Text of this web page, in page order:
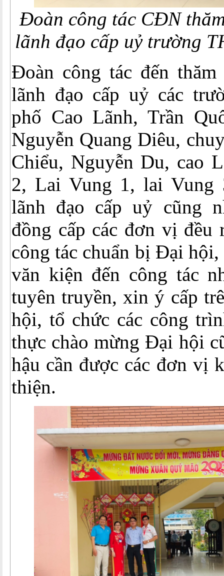
Đoàn công tác CĐN
lãnh đạo cấp uỷ trường
Đoàn công tác đến
lãnh đạo cấp uỷ các
phố Cao Lãnh, Trần
Nguyễn Quang Diêu,
Chiểu, Nguyễn Du, cao
2, Lai Vung 1, lai
lãnh đạo cấp uỷ cũng
đồng cấp các đơn vị đều
công tác chuẩn bị Đại
văn kiện đến công tác
tuyên truyền, xin ý cấp
hội, tổ chức các công
thực chào mừng Đại hội
hậu cần được các đơn vị
thiện.